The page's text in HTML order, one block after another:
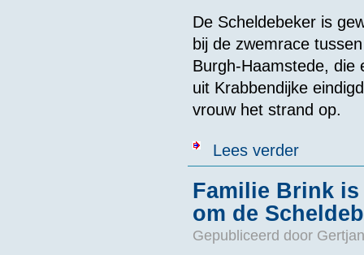
De Scheldebeker is
bij de zwemrace
Burgh-Haamstede, die
uit Krabbendijke
vrouw het strand op.
Lees verderover
Familie Brink
om de
Gepubliceerd door